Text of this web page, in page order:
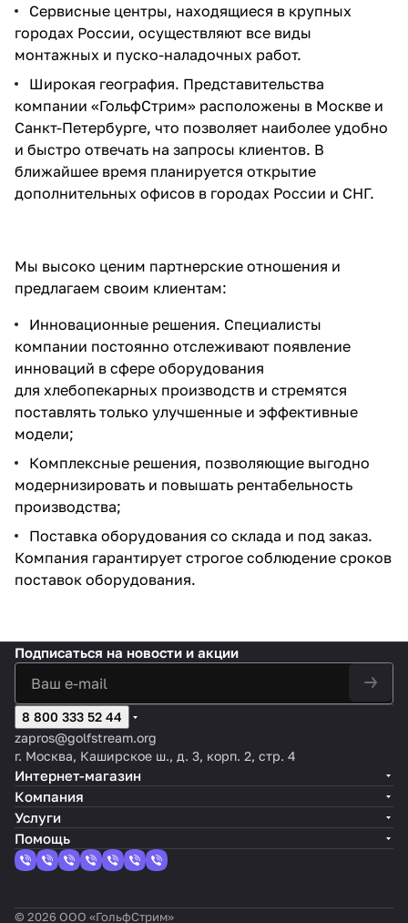
Сервисные центры, находящиеся в крупных
городах России, осуществляют все виды
монтажных и пуско-наладочных работ.
Широкая география. Представительства
компании «ГольфСтрим» расположены в Москве и
Санкт-Петербурге, что позволяет наиболее удобно
и быстро отвечать на запросы клиентов. В
ближайшее время планируется открытие
дополнительных офисов в городах России и СНГ.
Мы высоко ценим партнерские отношения и
предлагаем своим клиентам:
Инновационные решения. Специалисты
компании постоянно отслеживают появление
инноваций в сфере оборудования
для хлебопекарных производств и стремятся
поставлять только улучшенные и эффективные
модели;
Комплексные решения, позволяющие выгодно
модернизировать и повышать рентабельность
производства;
Поставка оборудования со склада и под заказ.
Компания гарантирует строгое соблюдение сроков
поставок оборудования.
Подписаться на новости и акции
8 800 333 52 44
zapros@golfstream.org
г. Москва, Каширское ш., д. 3, корп. 2, стр. 4
Интернет-магазин
Компания
Услуги
Помощь
© 2026 ООО «ГольфСтрим»